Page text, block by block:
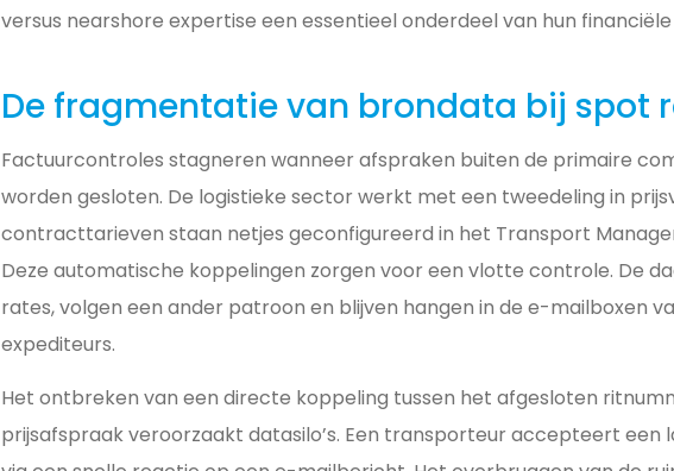
versus nearshore expertise een essentieel onderdeel van hun
De fragmentatie van brondata bij spot
Factuurcontroles stagneren wanneer afspraken buiten de primaire
worden gesloten. De logistieke sector werkt met een tweedeling in
contracttarieven staan netjes geconfigureerd in het Transport
Deze automatische koppelingen zorgen voor een vlotte controle. De
rates, volgen een ander patroon en blijven hangen in de e-mailboxen
expediteurs.
Het ontbreken van een directe koppeling tussen het afgesloten
prijsafspraak veroorzaakt datasilo’s. Een transporteur accepteert een